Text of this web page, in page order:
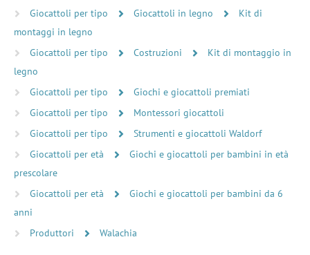
Giocattoli per tipo Giocattoli in legno
Kit di
montaggi in legno
Giocattoli per tipo
Costruzioni
Kit di montaggio in
legno
Giocattoli per tipo
Giochi e giocattoli premiati
Giocattoli per tipo
Montessori giocattoli
Giocattoli per tipo
Strumenti e giocattoli Waldorf
Giocattoli per età
Giochi e giocattoli per bambini in età
prescolare
Giocattoli per età
Giochi e giocattoli per bambini da 6
anni
Produttori
Walachia